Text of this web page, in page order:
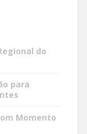
do
para
Momento